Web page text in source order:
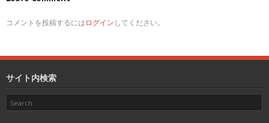
コメントを投稿するにはログインしてください。
サイト内検索